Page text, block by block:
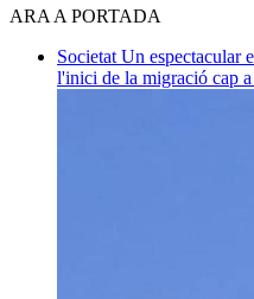
ARA A PORTADA
Societat Un espectacular
l'inici de la migració cap